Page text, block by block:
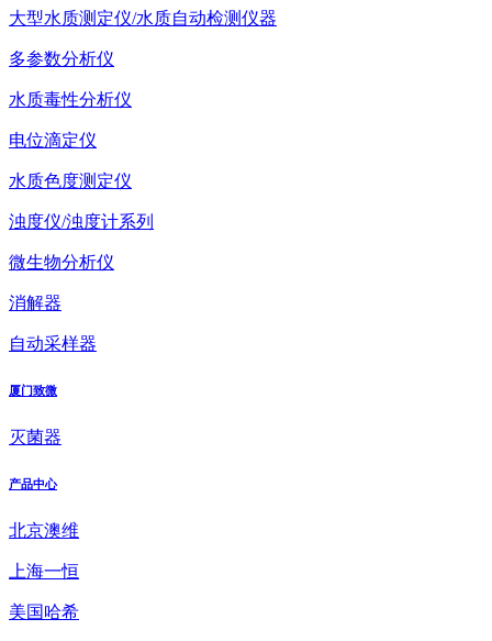
大型水质测定仪/水质自动检测仪器
多参数分析仪
水质毒性分析仪
电位滴定仪
水质色度测定仪
浊度仪/浊度计系列
微生物分析仪
消解器
自动采样器
厦门致微
灭菌器
产品中心
北京澳维
上海一恒
美国哈希